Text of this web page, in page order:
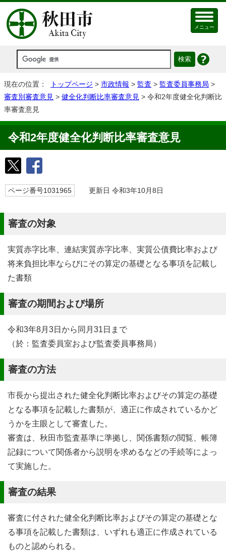
メニュー
現在の位置： トップページ > 市政情報 > 監査 > 監査委員事務局 >
審査別審査意見 > 健全化判断比率審査意見 > 令和2年度健全化判断比
率審査意見
令和2年度健全化判断比率審査意見
ページ番号1031965 更新日 令和3年10月8日
審査の対象
実質赤字比率、連結実質赤字比率、実質公債費比率および
将来負担比率ならびにその算定の基礎となる事項を記載し
た書類
審査の期間および場所
令和3年8月3日から同月31日まで
（於：監査委員室および監査委員事務局）
審査の方法
市長から提出された健全化判断比率およびその算定の基礎
となる事項を記載した書類が、適正に作成されているかど
うかを主眼として審査した。
審査は、秋田市監査基準に準拠し、関係書類の閲覧、帳簿
記録について関係者から説明を求めるなどの手続等によっ
て実施した。
審査の結果
審査に付された健全化判断比率およびその算定の基礎とな
る事項を記載した書類は、いずれも適正に作成されている
ものと認められる。